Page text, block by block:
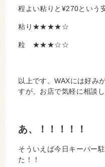
程よい粘りと¥270という
粘り★★★★☆
粒 ★★★☆☆
以上です。WAXには好み
すが、お店で気軽に相談
あ、！！！！！
そういえば今日キーパー
た！！